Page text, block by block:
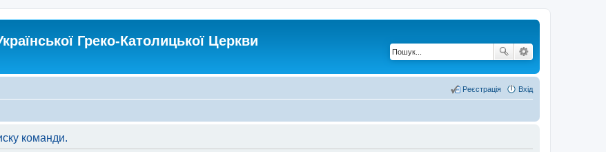
Греко-Католицької Церкви
Вхід
Реєстрація
команди.